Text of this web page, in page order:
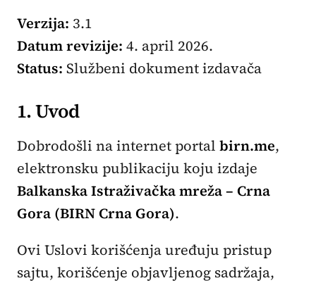
Verzija: 3.1
Datum revizije: 4. april 2026.
Status: Službeni dokument izdavača
1. Uvod
Dobrodošli na internet portal birn.me,
elektronsku publikaciju koju izdaje
Balkanska Istraživačka mreža – Crna
Gora (BIRN Crna Gora).
Ovi Uslovi korišćenja uređuju pristup
sajtu, korišćenje objavljenog sadržaja,